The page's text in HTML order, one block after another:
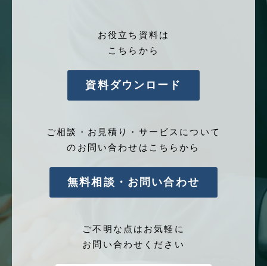
お役立ち資料は
こちらから
資料ダウンロード
ご相談・お見積り・サービスについて
のお問い合わせはこちらから
無料相談・お問い合わせ
ご不明な点はお気軽に
お問い合わせください